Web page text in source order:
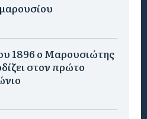
1896 ο Μαρουσιώτης
στον πρώτο